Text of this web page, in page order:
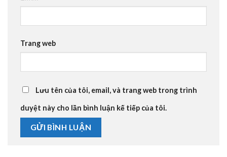
Trang web
Lưu tên của tôi, email, và trang web trong trình
duyệt này cho lần bình luận kế tiếp của tôi.